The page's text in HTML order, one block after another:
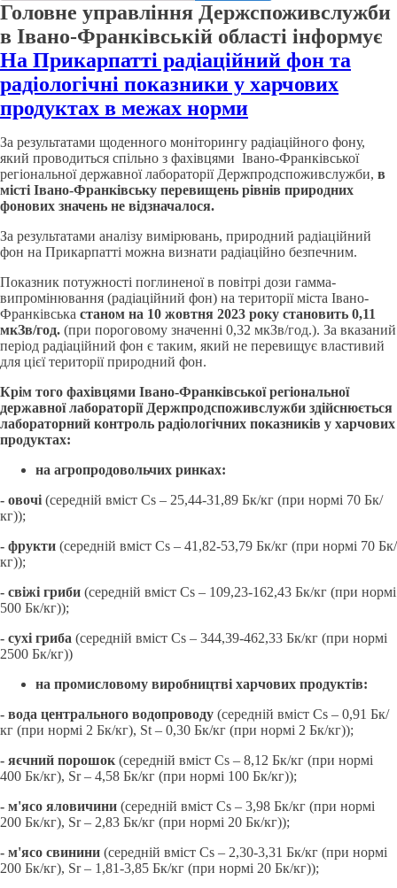
Головне управління Держспоживслужби
в Івано-Франківській області інформує
На Прикарпатті радіаційний фон та
радіологічні показники у харчових
продуктах в межах норми
За результатами щоденного моніторингу радіаційного фону,
який проводиться спільно з фахівцями Івано-Франківської
регіональної державної лабораторії Держпродспоживслужби, в
місті Івано-Франківську перевищень рівнів природних
фонових значень не відзначалося.
За результатами аналізу вимірювань, природний радіаційний
фон на Прикарпатті можна визнати радіаційно безпечним.
Показник потужності поглиненої в повітрі дози гамма-
випромінювання (радіаційний фон) на території міста Івано-
Франківська станом на 10 жовтня 2023 року становить 0,11
мкЗв/год. (при пороговому значенні 0,32 мкЗв/год.). За вказаний
період радіаційний фон є таким, який не перевищує властивий
для цієї території природний фон.
Крім того фахівцями Івано-Франківської регіональної
державної лабораторії Держпродспоживслужби здійснюється
лабораторний контроль радіологічних показників у харчових
продуктах:
на агропродовольчих ринках:
- овочі (середній вміст Cs – 25,44-31,89 Бк/кг (при нормі 70 Бк/
кг));
- фрукти (середній вміст Cs – 41,82-53,79 Бк/кг (при нормі 70 Бк/
кг));
- свіжі гриби (середній вміст Cs – 109,23-162,43 Бк/кг (при нормі
500 Бк/кг));
- сухі гриба (середній вміст Cs – 344,39-462,33 Бк/кг (при нормі
2500 Бк/кг))
на промисловому виробництві харчових продуктів:
- вода центрального водопроводу (середній вміст Cs – 0,91 Бк/
кг (при нормі 2 Бк/кг), St – 0,30 Бк/кг (при нормі 2 Бк/кг));
- яєчний порошок (середній вміст Cs – 8,12 Бк/кг (при нормі
400 Бк/кг), Sr – 4,58 Бк/кг (при нормі 100 Бк/кг));
- м'ясо яловичини (середній вміст Cs – 3,98 Бк/кг (при нормі
200 Бк/кг), Sr – 2,83 Бк/кг (при нормі 20 Бк/кг));
- м'ясо свинини (середній вміст Cs – 2,30-3,31 Бк/кг (при нормі
200 Бк/кг), Sr – 1,81-3,85 Бк/кг (при нормі 20 Бк/кг));